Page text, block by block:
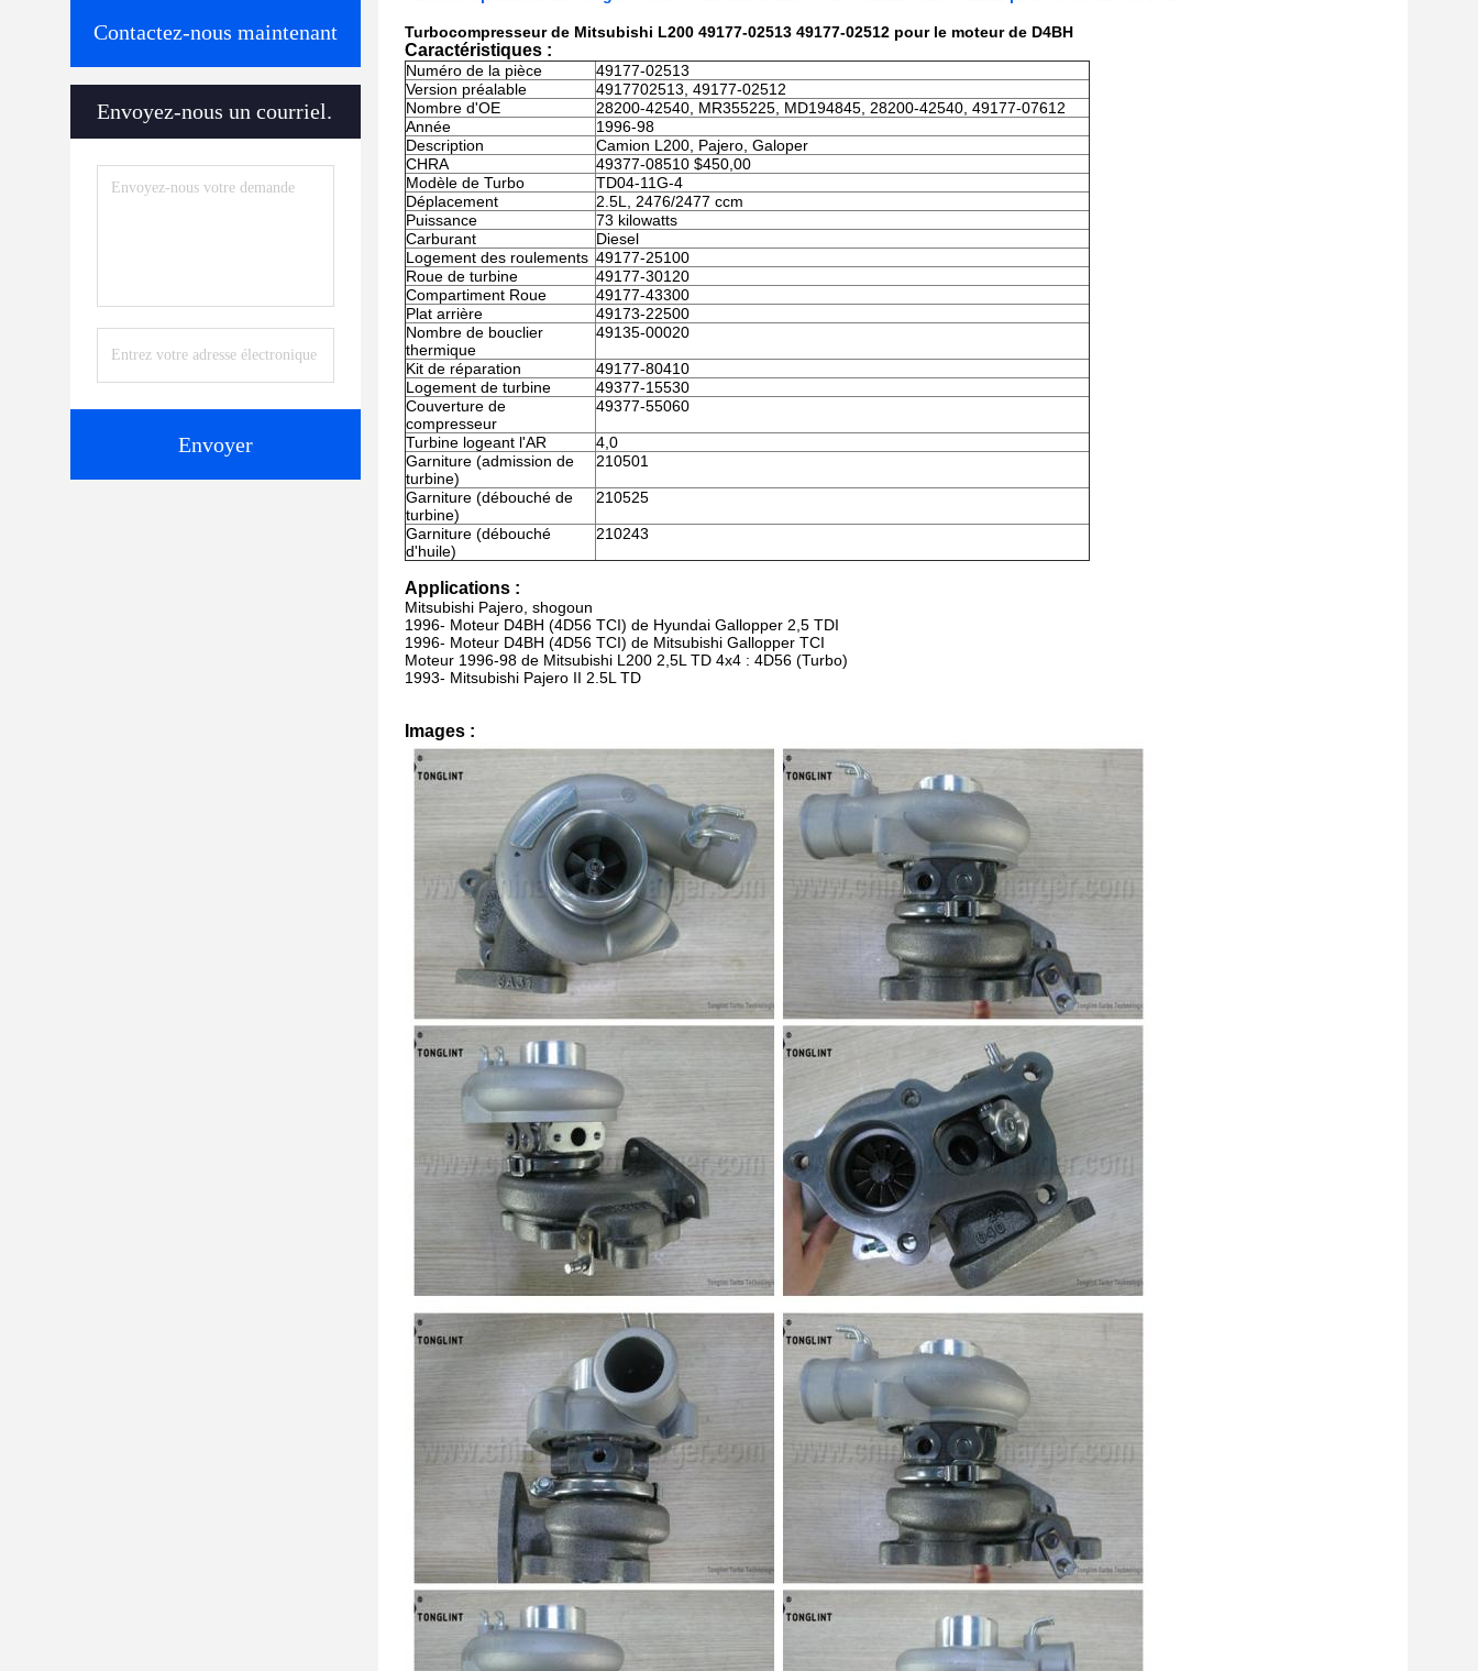
Contactez-nous maintenant
Envoyez-nous un courriel.
Envoyer
Turbocompresseur de Mitsubishi L200 49177-02513 49177-02512 pour le moteur de D4BH
Caractéristiques :
Numéro de la pièce
49177-02513
Version préalable
4917702513, 49177-02512
Nombre d'OE
28200-42540, MR355225, MD194845, 28200-42540, 49177-07612
Année
1996-98
Description
Camion L200, Pajero, Galoper
CHRA
49377-08510 $450,00
Modèle de Turbo
TD04-11G-4
Déplacement
2.5L, 2476/2477 ccm
Puissance
73 kilowatts
Carburant
Diesel
Logement des roulements 49177-25100
Roue de turbine
49177-30120
Compartiment Roue
49177-43300
Plat arrière
49173-22500
Nombre de bouclier
thermique
49135-00020
Kit de réparation
49177-80410
Logement de turbine
49377-15530
Couverture de
compresseur
49377-55060
Turbine logeant l'AR
4,0
Garniture (admission de
turbine)
210501
Garniture (débouché de
turbine)
210525
Garniture (débouché
d'huile)
210243
Applications :
Mitsubishi Pajero, shogoun
1996- Moteur D4BH (4D56 TCI) de Hyundai Gallopper 2,5 TDI
1996- Moteur D4BH (4D56 TCI) de Mitsubishi Gallopper TCI
Moteur 1996-98 de Mitsubishi L200 2,5L TD 4x4 : 4D56 (Turbo)
1993- Mitsubishi Pajero II 2.5L TD
Images :